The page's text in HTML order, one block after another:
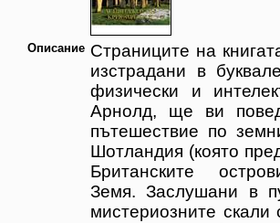
Описание Страниците на
изстрадани в
физически и
Арнолд, ще ви
пътешествие по
Шотландия (която
Британските
Земя. Заслушани в
мистериозните